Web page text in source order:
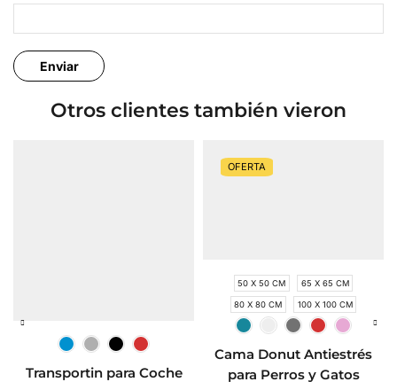
Otros clientes también vieron
Transportin para Coche
OFERTA
50 X 50 CM 65 X 65 CM
80 X 80 CM 100 X 100 CM
Cama Donut Antiestrés
para Perros y Gatos